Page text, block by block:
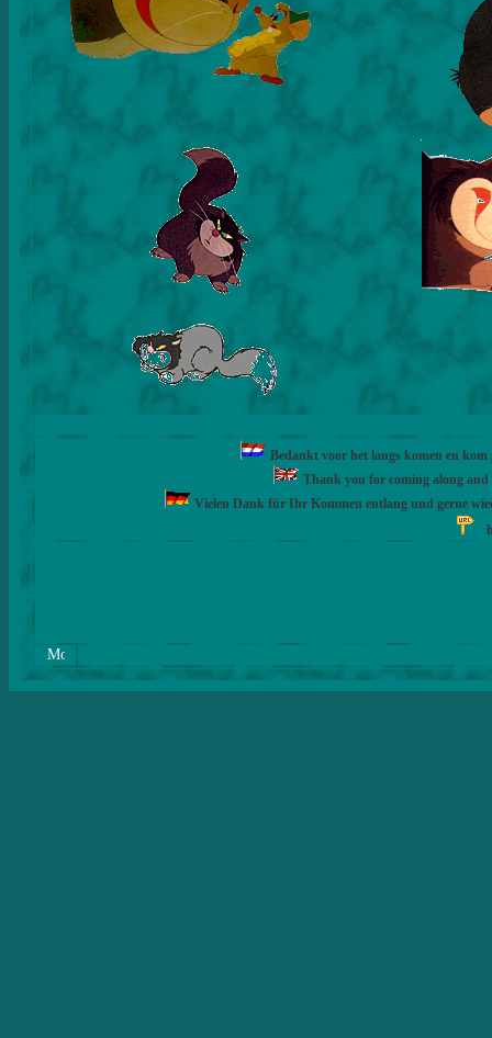
Bedankt voor het langs komen en
Thank you for coming along and
Vielen Dank für Ihr Kommen entlang und gerne